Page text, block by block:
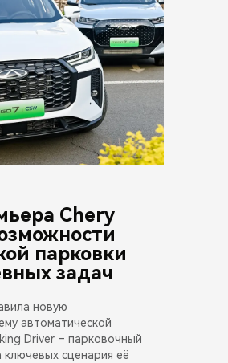
Chery
парковки
задач
новую
автоматической
Driver – парковочный
ключевых сценария её